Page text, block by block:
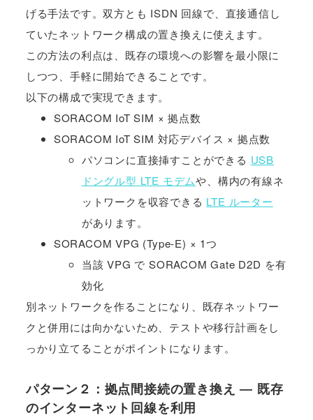
げる手法です。双方とも ISDN 回線で、直接通信し
ていたネットワーク構成の置き換えに使えます。
この方法の利点は、既存の環境への影響を最小限に
しつつ、手軽に開始できることです。
以下の構成で実現できます。
SORACOM IoT SIM × 拠点数
SORACOM IoT SIM 対応デバイス × 拠点数
パソコンに直接挿すことができる USB
ドングル型 LTE モデムや、構内の有線ネ
ットワークを収容できる LTE ルーター
があります。
SORACOM VPG (Type-E) × 1つ
当該 VPG で SORACOM Gate D2D を有
効化
別ネットワークを作ることになり、既存ネットワー
クと併用には向かないため、テストや移行計画をし
っかり立てることがポイントになります。
パターン２：拠点間接続の置き換え ― 既存
のインターネット回線を利用